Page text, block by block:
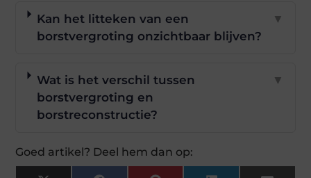
Kan het litteken van een
borstvergroting onzichtbaar blijven?
▼
Wat is het verschil tussen
borstvergroting en
borstreconstructie?
▼
Goed artikel? Deel hem dan op: